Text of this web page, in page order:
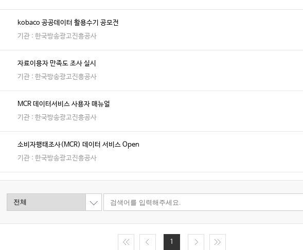
kobaco 공공데이터 활용수기 공모전
기관 : 한국방송광고진흥공사
자료이용자 만족도 조사 실시
기관 : 한국방송광고진흥공사
MCR 데이터서비스 사용자 매뉴얼
기관 : 한국방송광고진흥공사
소비자행태조사(MCR) 데이터 서비스 Open
기관 : 한국방송광고진흥공사
1